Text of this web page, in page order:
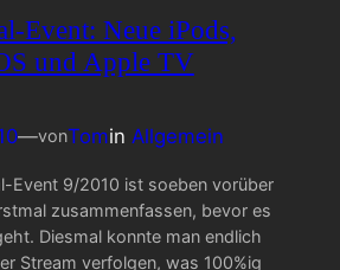
Event: Neue iPods,
und Apple TV
—vonTomin Allgemein
Event 9/2010 ist soeben vorüber
zusammenfassen, bevor es
Diesmal konnte man endlich
Stream verfolgen, was 100%ig